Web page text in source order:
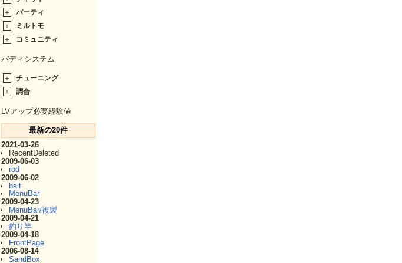
＋
パーティ
＋
ミルトモ
＋
コミュニティ
バディシステム
＋
チューニング
＋
調合
LVアップ必要経験値
最新の20件
2021-03-26
RecentDeleted
2009-06-03
rod
2009-06-02
bait
MenuBar
2009-04-23
MenuBar/複製
2009-04-21
釣り竿
2009-04-18
FrontPage
2006-08-14
SandBox